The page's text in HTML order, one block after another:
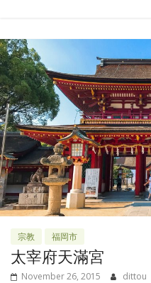
宗教 福岡市
太宰府天滿宮
November 26, 2015 dittou